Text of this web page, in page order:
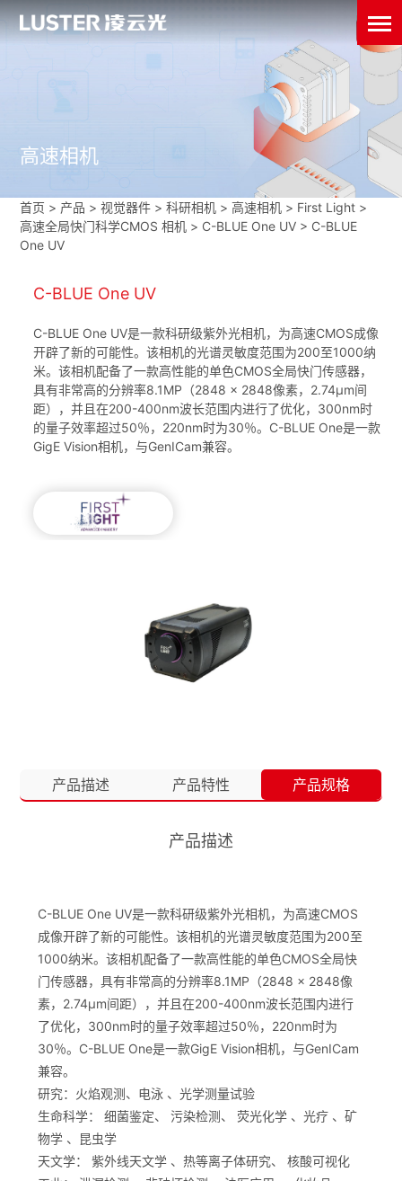
高速相机
首页 > 产品 > 视觉器件 >科研相机 >高速相机 > First Light >
高速全局快门科学CMOS 相机 > C-BLUE One UV > C-BLUE
One UV
C-BLUE One UV
C-BLUE One UV是一款科研级紫外光相机，为高速CMOS成像
开辟了新的可能性。该相机的光谱灵敏度范围为200至1000纳
米。该相机配备了一款高性能的单色CMOS全局快门传感器，
具有非常高的分辨率8.1MP（2848 x 2848像素，2.74µm间
距），并且在200-400nm波长范围内进行了优化，300nm时
的量子效率超过50％，220nm时为30％。C-BLUE One是一款
GigE Vision相机，与GenICam兼容。
产品描述 产品特性 产品规格
产品描述
C-BLUE One UV是一款科研级紫外光相机，为高速CMOS
成像开辟了新的可能性。该相机的光谱灵敏度范围为200至
1000纳米。该相机配备了一款高性能的单色CMOS全局快
门传感器，具有非常高的分辨率8.1MP（2848 x 2848像
素，2.74µm间距），并且在200-400nm波长范围内进行
了优化，300nm时的量子效率超过50％，220nm时为
30％。C-BLUE One是一款GigE Vision相机，与GenICam
兼容。
研究：火焰观测、电泳 、光学测量试验
生命科学： 细菌鉴定、 污染检测、 荧光化学 、光疗 、矿
物学 、昆虫学
天文学： 紫外线天文学 、热等离子体研究、 核酸可视化